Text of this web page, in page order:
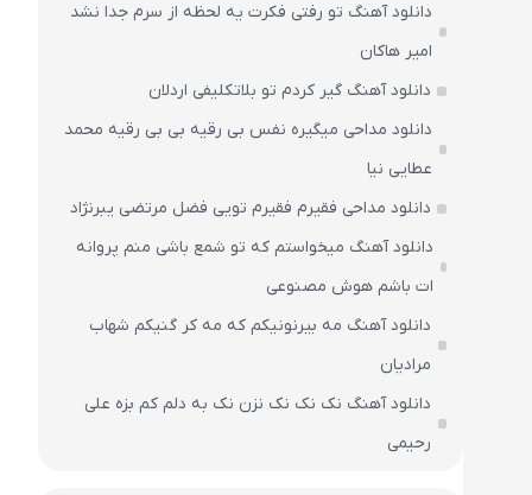
دانلود آهنگ تو رفتی فکرت یه لحظه از سرم جدا نشد
امیر هاکان
دانلود آهنگ گیر کردم تو بلاتکلیفی اردلان
دانلود مداحی میگیره نفس بی رقیه بی بی رقیه محمد
عطایی نیا
دانلود مداحی فقیرم فقیرم تویی فضل مرتضی یبرنژاد
دانلود آهنگ میخواستم که تو شمع باشی منم پروانه
ات باشم هوش مصنوعی
دانلود آهنگ مه بیرنونیکم که مه کر گنیکم شهاب
مرادیان
دانلود آهنگ نک نک نک نزن نک به دلم کم بزه علی
رحیمی